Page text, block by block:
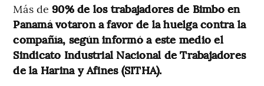
Más de90% de los trabajadores de Bimbo en
Panamá votaron a favor de la huelga contra la
compañía, según informó a este medio el
Sindicato Industrial Nacional de Trabajadores
de la Harina y Afines (SITHA).